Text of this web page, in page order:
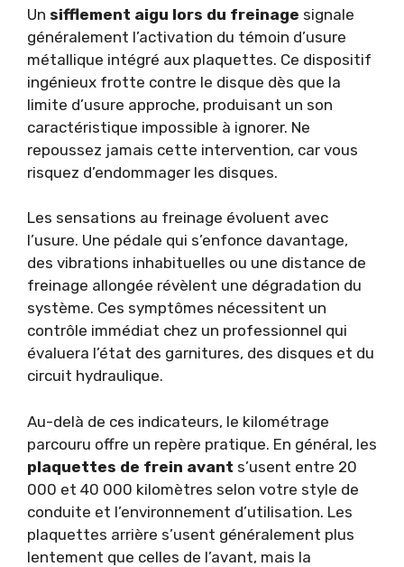
Un sifflement aigu lors du freinage signale
généralement l’activation du témoin d’usure
métallique intégré aux plaquettes. Ce dispositif
ingénieux frotte contre le disque dès que la
limite d’usure approche, produisant un son
caractéristique impossible à ignorer. Ne
repoussez jamais cette intervention, car vous
risquez d’endommager les disques.
Les sensations au freinage évoluent avec
l’usure. Une pédale qui s’enfonce davantage,
des vibrations inhabituelles ou une distance de
freinage allongée révèlent une dégradation du
système. Ces symptômes nécessitent un
contrôle immédiat chez un professionnel qui
évaluera l’état des garnitures, des disques et du
circuit hydraulique.
Au-delà de ces indicateurs, le kilométrage
parcouru offre un repère pratique. En général, les
plaquettes de frein avant s’usent entre 20
000 et 40 000 kilomètres selon votre style de
conduite et l’environnement d’utilisation. Les
plaquettes arrière s’usent généralement plus
lentement que celles de l’avant, mais la